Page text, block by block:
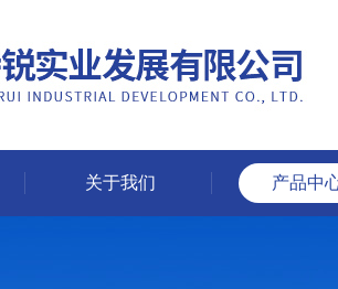
关于我们 产品中